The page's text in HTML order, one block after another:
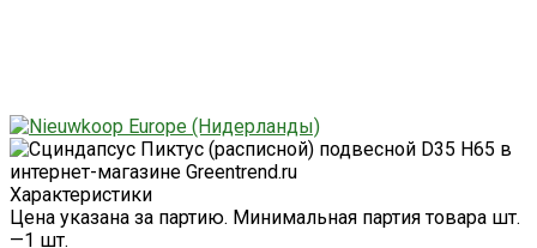
Характеристики
Цена указана за партию. Минимальная партия товара шт.
—1 шт.